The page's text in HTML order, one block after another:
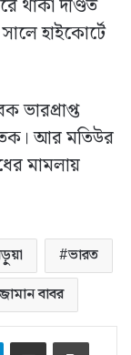
থাকা দণ্ডিত
হাইকোর্টে
ভারপ্রাপ্ত
আর মতিউর
মামলায়
ভারত
বাবর
Telegramইমেইলে শেয়ার করুন প্রিন্ট